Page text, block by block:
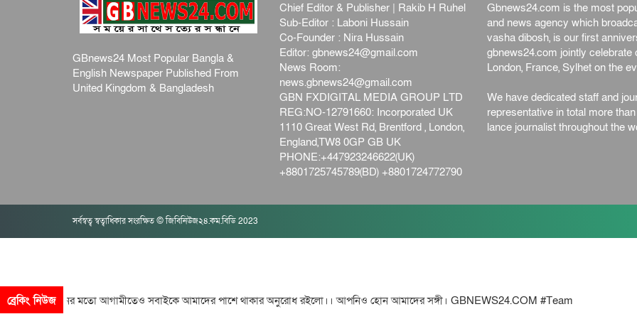
GBnews24 Most Popular Bangla &
English Newspaper Published From
United Kingdom & Bangladesh
Chief Editor & Publisher | Rakib H Ruhel
Sub-Editor : Laboni Hussain
Co-Founder : Nira Hussain
Editor:gbnews24@gmail.com
News Room:
news.gbnews24@gmail.com
GBN FXDIGITAL MEDIA GROUP LTD
REG:NO-12791660: Incorporated UK
1110 Great West Rd, Brentford , London,
England,TW8 0GP GB UK
PHONE:+447923246622(UK)
+8801725745789(BD) +8801724772790
Gbnews24.com is the most
and news agency which
vasha dibosh, is our first
gbnews24.com jointly
London, France, Sylhet on the
We have dedicated staff and
representative in total more
lance journalist throughout the
সর্বস্বত্ব স্বত্বাধিকার সংরক্ষিত © জিবিনিউজ২৪.কম.বিডি 2023
ব্রেকিং নিউজদিনের মতো আগামীতেও সবাইকে আমাদের পাশে থাকার অনুরোধ রইলো।। আপনিও হোন আমাদের সঙ্গী। GBNEWS24.COM #Team